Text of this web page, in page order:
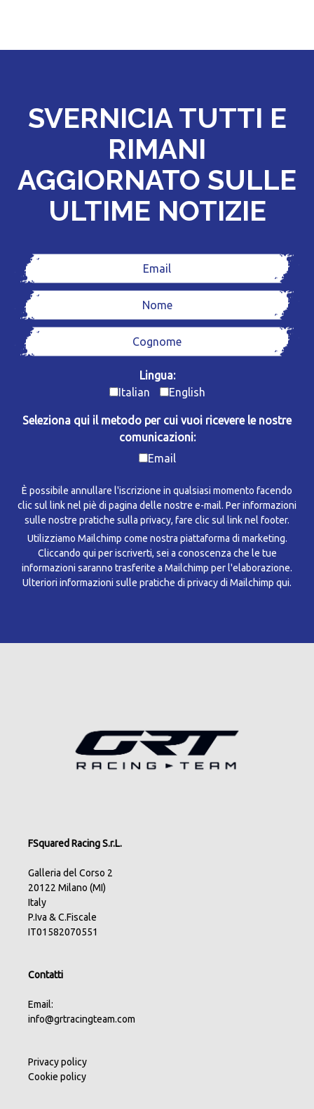
SVERNICIA TUTTI E
RIMANI
AGGIORNATO SULLE
ULTIME NOTIZIE
Lingua:
Italian
English
Seleziona qui il metodo per cui vuoi ricevere le nostre
comunicazioni:
Email
È possibile annullare l'iscrizione in qualsiasi momento facendo
clic sul link nel piè di pagina delle nostre e-mail. Per informazioni
sulle nostre pratiche sulla privacy, fare clic sul link nel footer.
Utilizziamo Mailchimp come nostra piattaforma di marketing.
Cliccando qui per iscriverti, sei a conoscenza che le tue
informazioni saranno trasferite a Mailchimp per l'elaborazione.
Ulteriori informazioni sulle pratiche di privacy di Mailchimp qui.
FSquared Racing S.r.L.
Galleria del Corso 2
20122 Milano (MI)
Italy
P.Iva & C.Fiscale
IT01582070551
Contatti
Email:
info@grtracingteam.com
Privacy policy
Cookie policy